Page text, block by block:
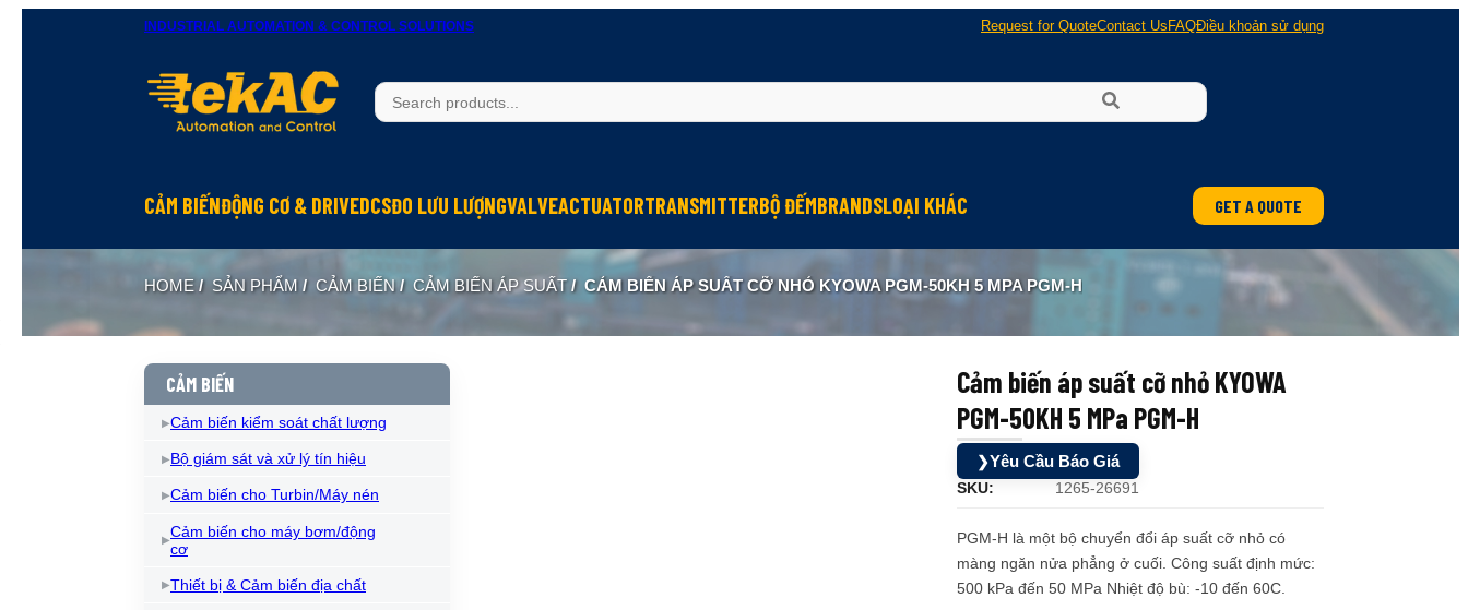
INDUSTRIAL AUTOMATION & CONTROL SOLUTIONS Request for QuoteContact Us FAQĐiều khoản sử dụng
CẢM BIẾNĐỘNG CƠ & DRIVEDCSĐO LƯU LƯỢNGVALVEACTUATORTRANSMITTERBỘ ĐẾMBRANDS
Oriental Motor
KGN
LOẠI KHÁC
Đèn phòng nổ
GET A QUOTE
HOME / SẢN PHẨM / CẢM BIẾN / CẢM BIẾN ÁP SUẤT / CẢM BIẾN ÁP SUẤT CỠ NHỎ KYOWA PGM-50KH 5 MPA PGM-H
CẢM BIẾN
Cảm biến kiểm soát chất lượng
Bộ giám sát và xử lý tín hiệu
Cảm biến cho Turbin/Máy nén
Cảm biến cho máy bơm/động
cơ
Thiết bị & Cảm biến địa chất
Cảm biến áp suất cỡ nhỏ KYOWA
PGM-50KH 5 MPa PGM-H
❯Yêu Cầu Báo Giá
SKU: 1265-26691
PGM-H là một bộ chuyển đổi áp suất cỡ nhỏ có
màng ngăn nửa phẳng ở cuối. Công suất định mức:
500 kPa đến 50 MPa Nhiệt độ bù: -10 đến 60C.